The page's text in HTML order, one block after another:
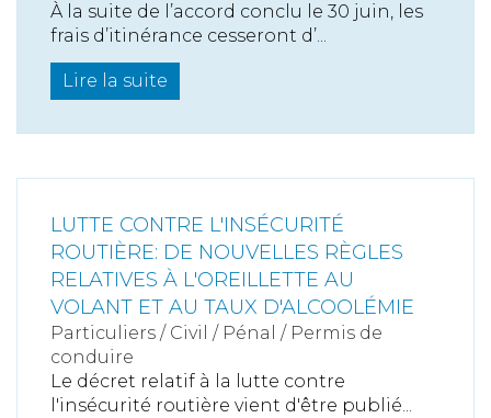
À la suite de l’accord conclu le 30 juin, les
frais d’itinérance cesseront d’...
Lire la suite
LUTTE CONTRE L'INSÉCURITÉ
ROUTIÈRE: DE NOUVELLES RÈGLES
RELATIVES À L'OREILLETTE AU
VOLANT ET AU TAUX D'ALCOOLÉMIE
Particuliers / Civil / Pénal / Permis de
conduire
Le décret relatif à la lutte contre
l'insécurité routière vient d'être publié...